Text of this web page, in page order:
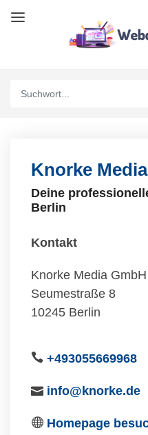
Knorke
Deine
Berlin
Kontakt
Knorke Media GmbH
Seumestraße 8
10245 Berlin
+493055669968
info@knorke.de
Homepage